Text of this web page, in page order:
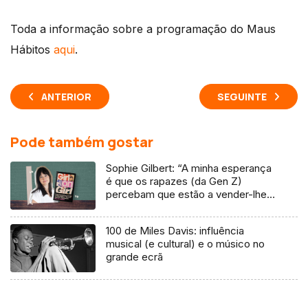
Toda a informação sobre a programação do Maus
Hábitos aqui.
ANTERIOR SEGUINTE
Pode também gostar
Sophie Gilbert: “A minha esperança
é que os rapazes (da Gen Z)
percebam que estão a vender-lhes
100 de Miles Davis: influência
musical (e cultural) e o músico no
grande ecrã